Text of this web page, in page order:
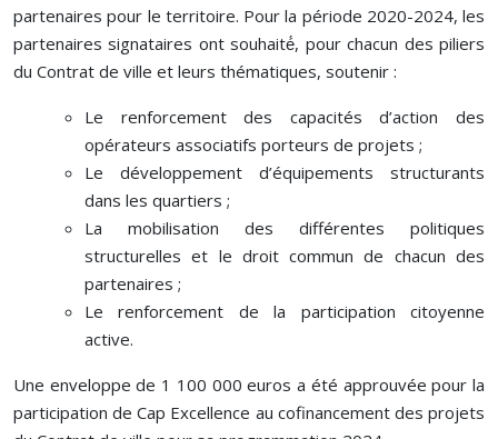
partenaires pour le territoire. Pour la période 2020-2024, les
partenaires signataires ont souhaité́, pour chacun des piliers
du Contrat de ville et leurs thématiques, soutenir :
Le renforcement des capacités d’action des
opérateurs associatifs porteurs de projets ;
Le développement d’équipements structurants
dans les quartiers ;
La mobilisation des différentes politiques
structurelles et le droit commun de chacun des
partenaires ;
Le renforcement de la participation citoyenne
active.
Une enveloppe de 1 100 000 euros a été approuvée pour la
participation de Cap Excellence au cofinancement des projets